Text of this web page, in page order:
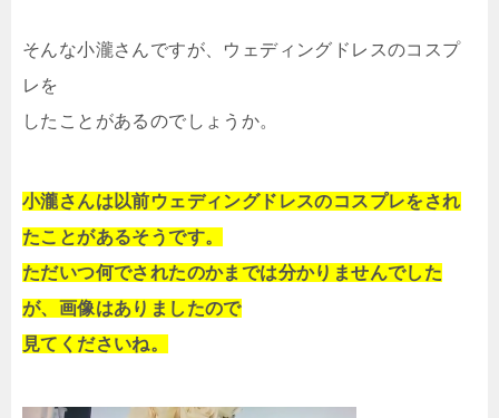
そんな小瀧さんですが、ウェディングドレスのコスプ
レを
したことがあるのでしょうか。
小瀧さんは以前ウェディングドレスのコスプレをされ
たことがあるそうです。
ただいつ何でされたのかまでは分かりませんでした
が、画像はありましたので
見てくださいね。